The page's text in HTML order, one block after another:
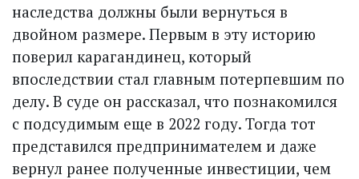
наследства должны были вернуться в
двойном размере. Первым в эту историю
поверил карагандинец, который
впоследствии стал главным потерпевшим по
делу. В суде он рассказал, что познакомился
с подсудимым еще в 2022 году. Тогда тот
представился предпринимателем и даже
вернул ранее полученные инвестиции, чем